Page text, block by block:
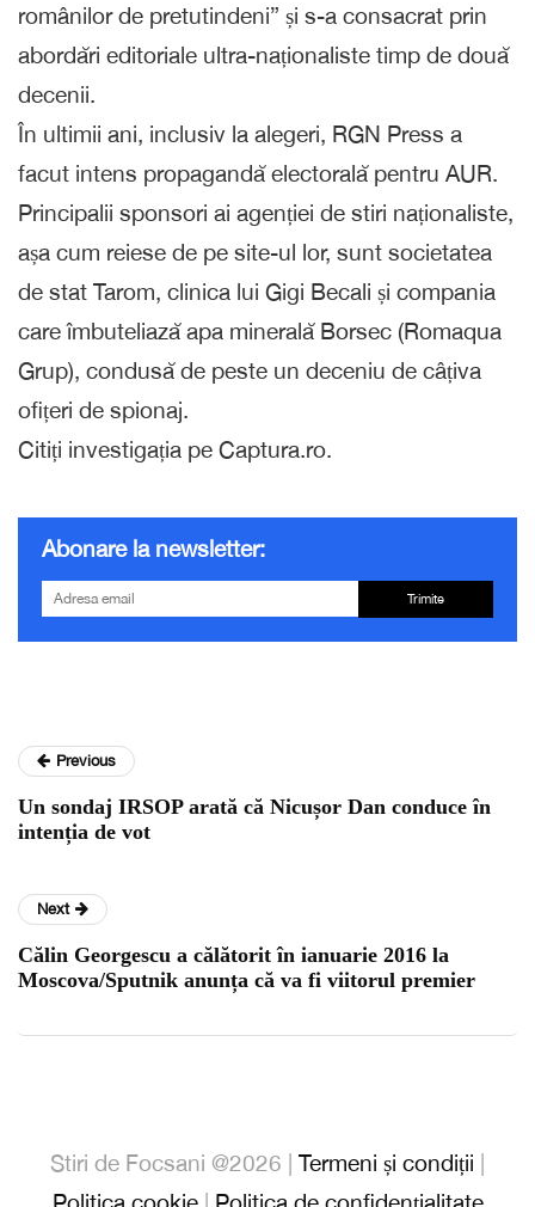
românilor de pretutindeni” și s-a consacrat prin
abordări editoriale ultra-naționaliste timp de două
decenii.
În ultimii ani, inclusiv la alegeri, RGN Press a
facut intens propagandă electorală pentru AUR.
Principalii sponsori ai agenției de stiri naționaliste,
așa cum reiese de pe site-ul lor, sunt societatea
de stat Tarom, clinica lui Gigi Becali și compania
care îmbuteliază apa minerală Borsec (Romaqua
Grup), condusă de peste un deceniu de câțiva
ofițeri de spionaj.
Citiți investigația pe Captura.ro.
Abonare la newsletter:
Trimite
Previous
Un sondaj IRSOP arată că Nicușor Dan conduce în
intenția de vot
Next
Călin Georgescu a călătorit în ianuarie 2016 la
Moscova/Sputnik anunța că va fi viitorul premier
Stiri de Focsani @2026 | Termeni și condiții |
Politica cookie| Politica de confidențialitate